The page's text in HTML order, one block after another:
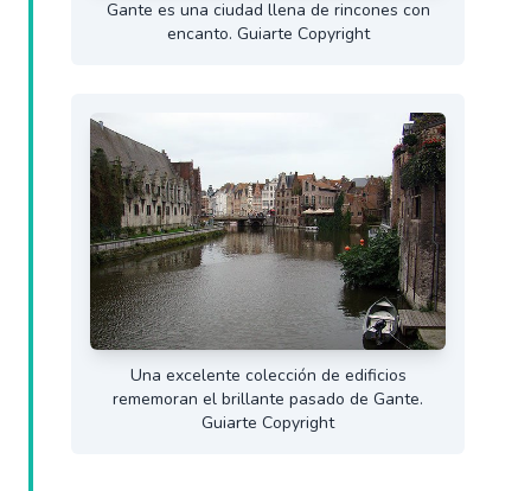
Gante es una ciudad llena de rincones con
encanto. Guiarte Copyright
Una excelente colección de edificios
rememoran el brillante pasado de Gante.
Guiarte Copyright